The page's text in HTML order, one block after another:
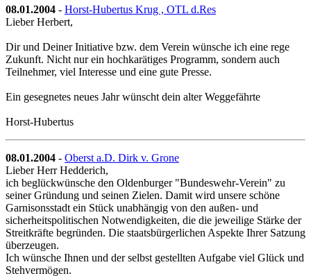
08.01.2004 - Horst-Hubertus Krug , OTL d.Res
Lieber Herbert,
Dir und Deiner Initiative bzw. dem Verein wünsche ich eine rege
Zukunft. Nicht nur ein hochkarätiges Programm, sondern auch
Teilnehmer, viel Interesse und eine gute Presse.
Ein gesegnetes neues Jahr wünscht dein alter Weggefährte
Horst-Hubertus
08.01.2004 - Oberst a.D. Dirk v. Grone
Lieber Herr Hedderich,
ich beglückwünsche den Oldenburger "Bundeswehr-Verein" zu
seiner Gründung und seinen Zielen. Damit wird unsere schöne
Garnisonsstadt ein Stück unabhängig von den außen- und
sicherheitspolitischen Notwendigkeiten, die die jeweilige Stärke der
Streitkräfte begründen. Die staatsbürgerlichen Aspekte Ihrer Satzung
überzeugen.
Ich wünsche Ihnen und der selbst gestellten Aufgabe viel Glück und
Stehvermögen.